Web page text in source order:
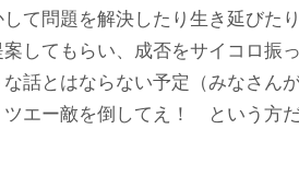
て問題を解決したり生き延びたり
してもらい、成否をサイコロ振っ
話とはならない予定（みなさん
エー敵を倒してえ！ という方